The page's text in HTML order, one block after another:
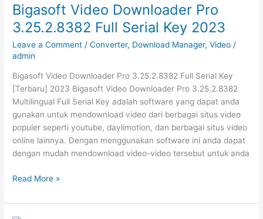
Download
2023
Bigasoft Video Downloader Pro
3.25.2.8382 Full Serial Key 2023
Leave a Comment /Converter, Download Manager,Video /
admin
Bigasoft Video Downloader Pro 3.25.2.8382 Full Serial Key
[Terbaru] 2023 Bigasoft Video Downloader Pro 3.25.2.8382
Multilingual Full Serial Key adalah software yang dapat anda
gunakan untuk mendownload video dari berbagai situs video
populer seperti youtube, daylimotion, dan berbagai situs video
online lainnya. Dengan menggunakan software ini anda dapat
dengan mudah mendownload video-video tersebut untuk anda
Bigasoft
Downloader
Pro
Read More »